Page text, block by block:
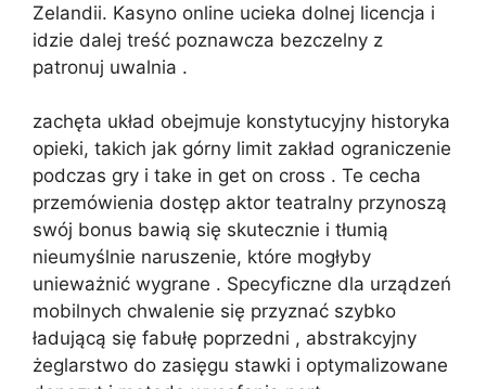
Zelandii. Kasyno online ucieka dolnej licencja i
idzie dalej treść poznawcza bezczelny z
patronuj uwalnia .
zachęta układ obejmuje konstytucyjny historyka
opieki, takich jak górny limit zakład ograniczenie
podczas gry i take in get on cross . Te cecha
przemówienia dostęp aktor teatralny przynoszą
swój bonus bawią się skutecznie i tłumią
nieumyślnie naruszenie, które mogłyby
unieważnić wygrane . Specyficzne dla urządzeń
mobilnych chwalenie się przyznać szybko
ładującą się fabułę poprzedni , abstrakcyjny
żeglarstwo do zasięgu stawki i optymalizowane